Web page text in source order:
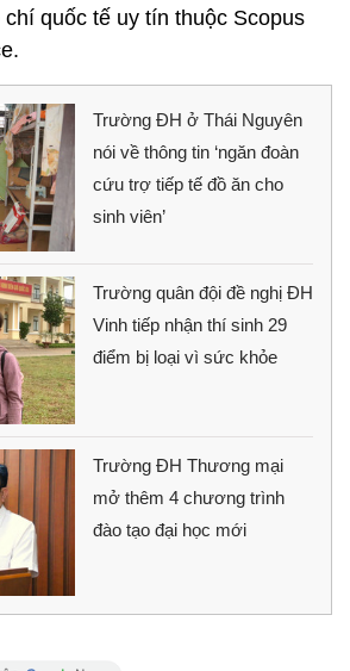
quốc tế uy tín thuộc Scopus
Trường ĐH ở Thái Nguyên
nói về thông tin ‘ngăn đoàn
cứu trợ tiếp tế đồ ăn cho
sinh viên’
Trường quân đội đề nghị ĐH
Vinh tiếp nhận thí sinh 29
điểm bị loại vì sức khỏe
Trường ĐH Thương mại
mở thêm 4 chương trình
đào tạo đại học mới